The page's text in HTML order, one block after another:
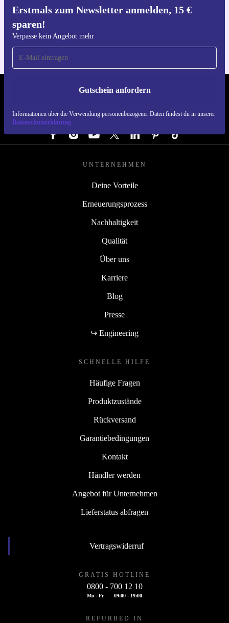
Erstmals zum Newsletter anmelden, 15 €
sparen!
Verpasse kein Angebot mehr
Gutschein anfordern
Informationen über die Verwendung personenbezogener Daten findest du in unserer
Datenschutzerklärung
Hol dir die refurbed-App
REFURBED DEUTSCHLAND - RETHINK NEW.
FOLGE UNS
UNTERNEHMEN
Deine Vorteile
Erneuerungsprozess
Nachhaltigkeit
Qualität
Über uns
Karriere
Blog
Presse
↪ Engineering
SCHNELLE HILFE
Häufige Fragen
Produktzustände
Rückversand
Garantiebedingungen
Kontakt
Händler werden
Angebot für Unternehmen
Lieferstatus abfragen
Vertragswiderruf
GRATIS HOTLINE
0800 - 700 12 10
Mo - Fr 09:00 - 19:00
REFURBED IN